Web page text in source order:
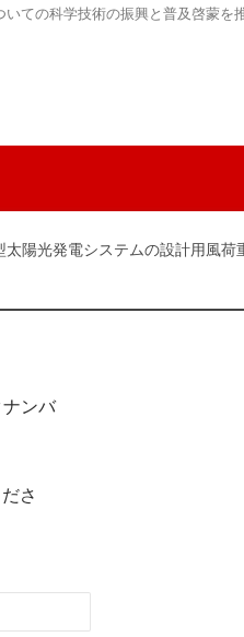
ての科学技術の振興と普及啓蒙を
太陽光発電システムの設計用風荷
ンバ
さ